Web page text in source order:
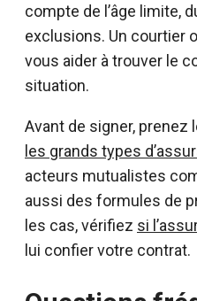
compte de l’âge limite,
exclusions. Un courtier
vous aider à trouver le
situation.
Avant de signer,
les grands types
acteurs mutualistes
aussi des formules de
les cas, vérifiez si
lui confier votre contrat.